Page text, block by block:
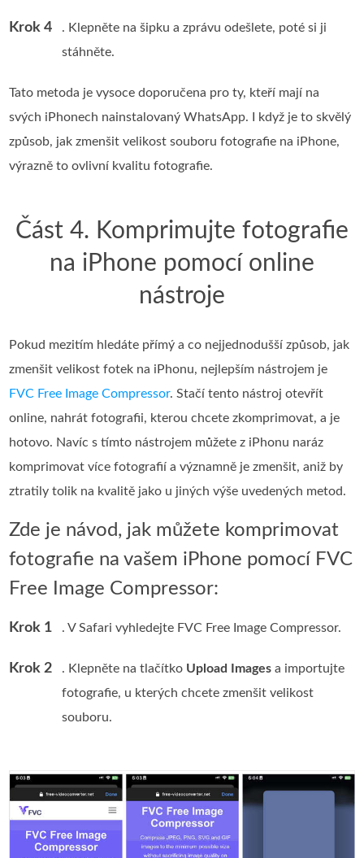
Krok 4
. Klepněte na šipku a zprávu odešlete, poté si ji
stáhněte.
Tato metoda je vysoce doporučena pro ty, kteří mají na
svých iPhonech nainstalovaný WhatsApp. I když je to skvělý
způsob, jak zmenšit velikost souboru fotografie na iPhone,
výrazně to ovlivní kvalitu fotografie.
Část 4. Komprimujte fotografie
na iPhone pomocí online
nástroje
Pokud mezitím hledáte přímý a co nejjednodušší způsob, jak
zmenšit velikost fotek na iPhonu, nejlepším nástrojem je
FVC Free Image Compressor. Stačí tento nástroj otevřít
online, nahrát fotografii, kterou chcete zkomprimovat, a je
hotovo. Navíc s tímto nástrojem můžete z iPhonu naráz
komprimovat více fotografií a významně je zmenšit, aniž by
ztratily tolik na kvalitě jako u jiných výše uvedených metod.
Zde je návod, jak můžete komprimovat
fotografie na vašem iPhone pomocí FVC
Free Image Compressor:
Krok 1 . V Safari vyhledejte FVC Free Image Compressor.
Krok 2 . Klepněte na tlačítko Upload Images a importujte
fotografie, u kterých chcete zmenšit velikost
souboru.